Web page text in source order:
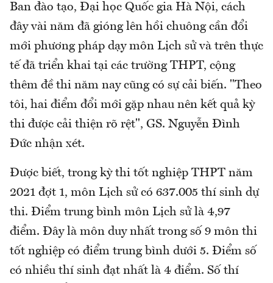
Ban đào tạo, Đại học Quốc gia Hà Nội, cách
đây vài năm đã gióng lên hồi chuông cần đổi
mới phương pháp dạy môn Lịch sử và trên thực
tế đã triển khai tại các trường THPT, cộng
thêm đề thi năm nay cũng có sự cải biến. "Theo
tôi, hai điểm đổi mới gặp nhau nên kết quả kỳ
thi được cải thiện rõ rệt", GS. Nguyễn Đình
Đức nhận xét.
Được biết, trong kỳ thi tốt nghiệp THPT năm
2021 đợt 1, môn Lịch sử có 637.005 thí sinh dự
thi. Điểm trung bình môn Lịch sử là 4,97
điểm. Đây là môn duy nhất trong số 9 môn thi
tốt nghiệp có điểm trung bình dưới 5. Điểm số
có nhiều thí sinh đạt nhất là 4 điểm. Số thí